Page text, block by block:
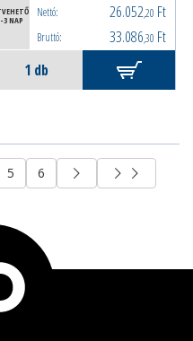
3 NAP
Nettó: 26.052,20 Ft
Bruttó: 33.086,30 Ft
5 6